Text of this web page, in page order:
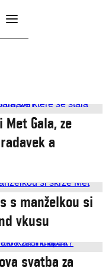
Gala, ze
a
s manželkou si
vkusu
svatba za